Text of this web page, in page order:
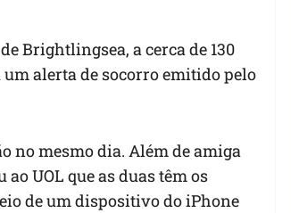
Brightlingsea, a cerca de 130
alerta de socorro emitido pelo
no mesmo dia. Além de amiga
UOL que as duas têm os
de um dispositivo do iPhone